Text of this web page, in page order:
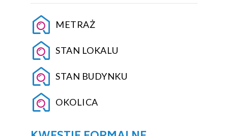
METRAŻ
STAN LOKALU
STAN BUDYNKU
OKOLICA